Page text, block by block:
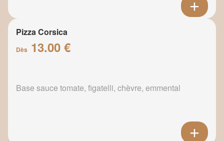
Pizza Corsica
Dès 13.00 €
Base sauce tomate, figatelli, chèvre, emmental